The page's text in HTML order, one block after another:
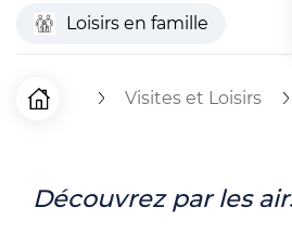
Loisirs en famille
FAccueil Visites et Loisirs
Découvrez par les